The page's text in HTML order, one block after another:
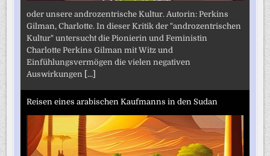
oder unsere androzentrische Kultur. Autorin: Perkins
Gilman, Charlotte. In dieser Kritik der "androzentrischen
Kultur" untersucht die Pionierin und Feministin
Charlotte Perkins Gilman mit Witz und
Einfühlungsvermögen die vielen negativen
Auswirkungen
[...]
Reisen eines arabischen Kaufmanns in den Sudan